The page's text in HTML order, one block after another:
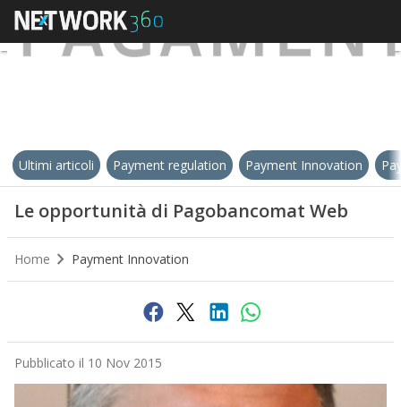
Ultimi articoli Payment regulation Payment Innovation
Le opportunità di Pagobancomat Web
Home Payment Innovation
Pubblicato il 10 Nov 2015